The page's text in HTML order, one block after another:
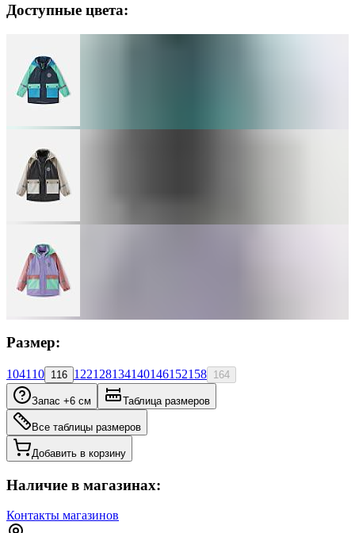
Доступные цвета:
Размер:
104110 116 122128134140146152158 164
Запас +6 см Таблица размеров
Все таблицы размеров
Добавить в корзину
Наличие в магазинах:
Контакты магазинов